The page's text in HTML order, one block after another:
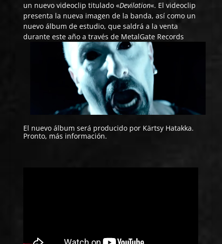
un nuevo videoclip titulado «Devilation«. El videoclip
presenta la nueva imagen de la banda, así como un
nuevo álbum de estudio, que saldrá a la venta
durante este año a través de MetalGate Records
El nuevo álbum será producido por Kärtsy Hatakka.
Pronto, más información.